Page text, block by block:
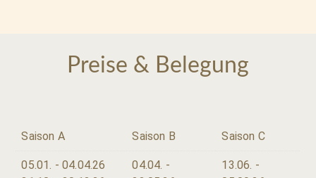
Preise & Belegung
Saison A Saison B Saison C
05.01. - 04.04.26
04.04. -
13.06. -